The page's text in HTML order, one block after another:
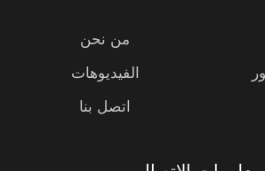
من نحن
الفيديوهات
اتصل بنا